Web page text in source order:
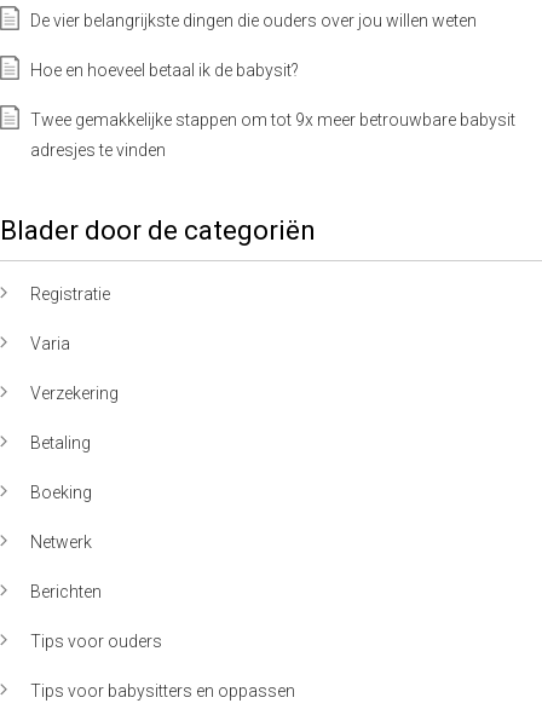
De vier belangrijkste dingen die ouders over jou willen weten
Hoe en hoeveel betaal ik de babysit?
Twee gemakkelijke stappen om tot 9x meer betrouwbare babysit
adresjes te vinden
Blader door de categoriën
Registratie
Varia
Verzekering
Betaling
Boeking
Netwerk
Berichten
Tips voor ouders
Tips voor babysitters en oppassen